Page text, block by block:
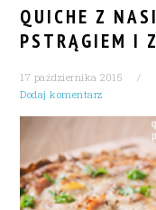
QUICHE Z
PSTRĄGIEM I
17 października 2015
Dodaj komentarz